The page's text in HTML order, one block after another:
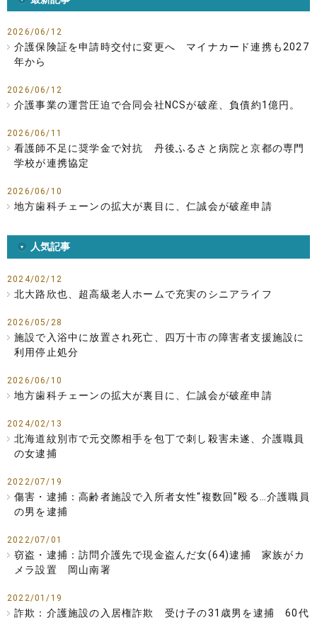
2026/06/12
介護保険証を申請時交付に変更へ マイナカード連携も2027
年から
2026/06/12
介護事業の運営圧迫で合同会社NCSが破産、負債約1億円。
2026/06/11
看護師不足に奨学金で対抗 丹後ふるさと病院と京都の専門
学校が連携協定
2026/06/10
地方歯科チェーンの拡大が裏目に、仁誠会が破産申請
人気記事
2024/02/12
北大路欣也、超高級老人ホームで充実のシニアライフ
2026/05/28
施設で入浴中に放置され死亡、四万十市の障害者支援施設に
利用停止処分
2026/06/10
地方歯科チェーンの拡大が裏目に、仁誠会が破産申請
2024/02/13
北海道紋別市で元交際相手を包丁で刺し殺害未遂、介護職員
の女逮捕
2022/07/19
傷害・逮捕：高齢者施設で入所者女性“複数回”殴る…介護職員
の男を逮捕
2022/07/01
窃盗・逮捕：訪問介護先で現金盗んだ女(64)逮捕 家族がカ
メラ設置 岡山南署
2022/01/19
詐欺：介護施設の入居権詐欺 受け子の31歳男を逮捕 60代